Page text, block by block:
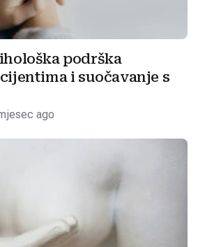
podrška
i suočavanje s
ago